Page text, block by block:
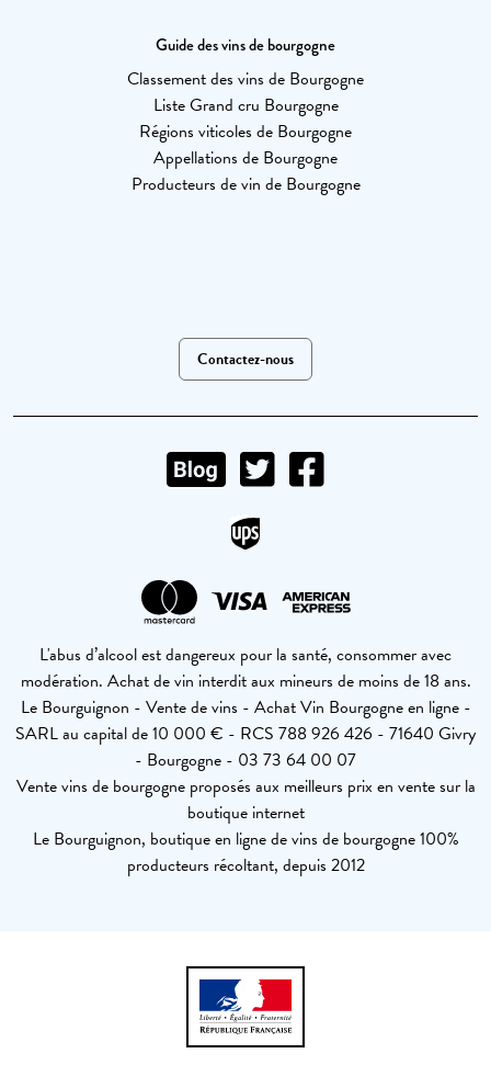
Guide des vins de bourgogne
Classement des vins de Bourgogne
Liste Grand cru Bourgogne
Régions viticoles de Bourgogne
Appellations de Bourgogne
Producteurs de vin de Bourgogne
Contactez-nous
L'abus d’alcool est dangereux pour la santé, consommer avec
modération. Achat de vin interdit aux mineurs de moins de 18 ans.
Le Bourguignon - Vente de vins - Achat Vin Bourgogne en ligne -
SARL au capital de 10 000 € - RCS 788 926 426 - 71640 Givry
- Bourgogne - 03 73 64 00 07
Vente vins de bourgogne proposés aux meilleurs prix en vente sur la
boutique internet
Le Bourguignon, boutique en ligne de vins de bourgogne 100%
producteurs récoltant, depuis 2012